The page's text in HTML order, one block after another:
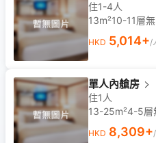
住1-4人
13m²10-11層
HKD 5,014+/
單人內艙房
住1人
13-25m²4-5層
HKD 8,309+